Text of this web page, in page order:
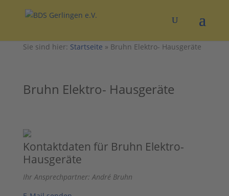
Sie sind hier: Startseite » Bruhn Elektro- Hausgeräte
Bruhn Elektro- Hausgeräte
Kontaktdaten für Bruhn Elektro-
Hausgeräte
Ihr Ansprechpartner: André Bruhn